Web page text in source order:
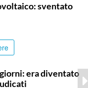
sventato
era diventato